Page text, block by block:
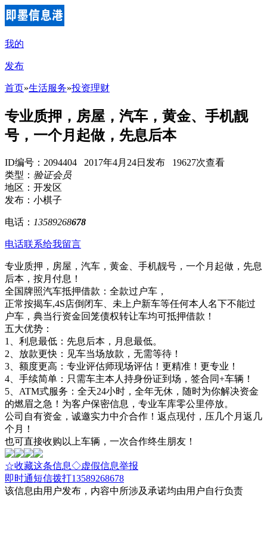
我的
发布
首页»生活服务»投资理财
专业质押，房屋，汽车，黄金、手机靓
号，一个月起做，先息后本
ID编号：2094404 2017年4月24日发布 19627次查看
类型： 验证会员
地区：开发区
发布：小棋子
电话： 13589268678
电话联系给我留言
专业质押，房屋，汽车，黄金、手机靓号，一个月起做，先息
后本，按月付息！
全国牌照汽车抵押借款：全款过户车，
正常按揭车,4S店倒闭车、未上户新车等任何本人名下不能过
户车，典当行资金回笼债权转让车均可抵押借款！
五大优势：
1、利息最低：先息后本，月息最低。
2、放款更快：见车当场放款，无需等待！
3、额度更高：专业评估师现场评估！更精准！更专业！
4、手续简单：只需车主本人持身份证到场，签合同+车辆！
5、ATM式服务：全天24小时，全年无休，随时为你解决资金
的燃眉之急！为客户保密信息，专业车库零公里停放。
公司自有资金，诚邀实力中介合作！返点现付，压几个月返几
个月！
也可直接收购以上车辆，一次合作终生朋友！
☆收藏这条信息◇虚假信息举报
即时通短信拨打13589268678
该信息由用户发布，内容中所涉及承诺均由用户自行负责